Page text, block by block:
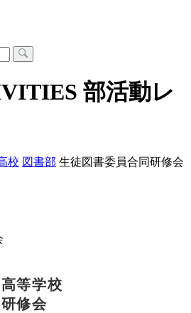
部活動レ
校 図書部 生徒図書委員合同研修会
等学校
修会